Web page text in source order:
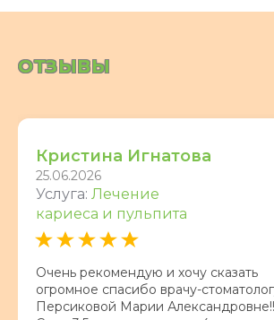
ОТЗЫВЫ
Кристина Игнатова
25.06.2026
Услуга: Лечение
кариеса и пульпита
Очень рекомендую и хочу сказать
огромное спасибо врачу-
Персиковой Марии Александровне!!